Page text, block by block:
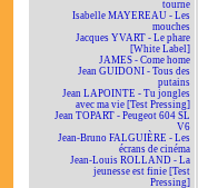
tourne
Isabelle MAYEREAU - Les
mouches
Jacques YVART - Le phare
[White Label]
JAMES - Come home
Jean GUIDONI - Tous des
putains
Jean LAPOINTE - Tu jongles
avec ma vie [Test Pressing]
Jean TOPART - Peugeot 604 SL
V6
Jean-Bruno FALGUIÈRE - Les
écrans de cinéma
Jean-Louis ROLLAND - La
jeunesse est finie [Test
Pressing]